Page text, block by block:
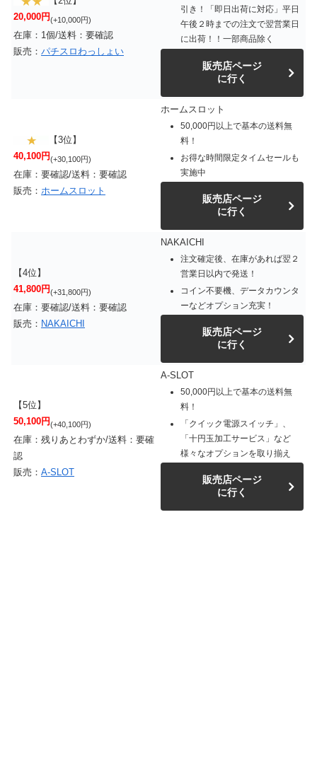
20,000円(+10,000円)
在庫：1個/送料：要確認
販売： パチスロわっしょい
引き！「即日出荷に対応」平日
午後２時までの注文で翌営業日
に出荷！！一部商品除く
販売店ページ
に行く
【3位】
40,100円(+30,100円)
在庫：要確認/送料：要確認
販売： ホームスロット
ホームスロット
50,000円以上で基本の送料無
料！
お得な時間限定タイムセールも
実施中
販売店ページ
に行く
【4位】
41,800円(+31,800円)
在庫：要確認/送料：要確認
販売： NAKAICHI
NAKAICHI
注文確定後、在庫があれば翌２
営業日以内で発送！
コイン不要機、データカウンタ
ーなどオプション充実！
販売店ページ
に行く
【5位】
50,100円(+40,100円)
在庫：残りあとわずか/送料：要確
認
販売： A-SLOT
A-SLOT
50,000円以上で基本の送料無
料！
「クイック電源スイッチ」、
「十円玉加工サービス」など
様々なオプションを取り揃え
販売店ページ
に行く